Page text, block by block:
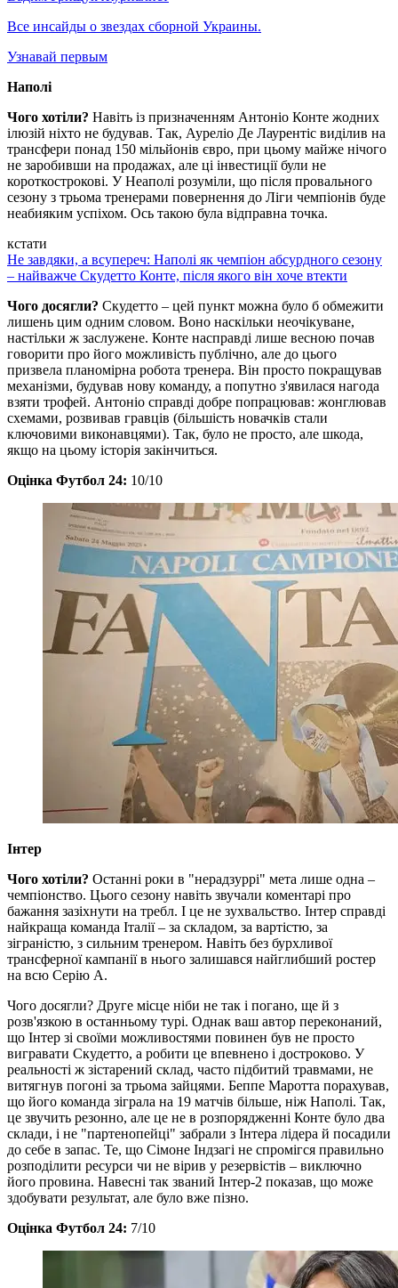
Все инсайды о звездах сборной Украины.
Узнавай первым
Наполі
Чого хотіли? Навіть із призначенням Антоніо Конте жодних
ілюзій ніхто не будував. Так, Ауреліо Де Лаурентіс виділив на
трансфери понад 150 мільйонів євро, при цьому майже нічого
не заробивши на продажах, але ці інвестиції були не
короткострокові. У Неаполі розуміли, що після провального
сезону з трьома тренерами повернення до Ліги чемпіонів буде
неабияким успіхом. Ось такою була відправна точка.
кстати
Не завдяки, а всупереч: Наполі як чемпіон абсурдного сезону
– найважче Скудетто Конте, після якого він хоче втекти
Чого досягли? Скудетто – цей пункт можна було б обмежити
лишень цим одним словом. Воно наскільки неочікуване,
настільки ж заслужене. Конте насправді лише весною почав
говорити про його можливість публічно, але до цього
призвела планомірна робота тренера. Він просто покращував
механізми, будував нову команду, а попутно з'явилася нагода
взяти трофей. Антоніо справді добре попрацював: жонглював
схемами, розвивав гравців (більшість новачків стали
ключовими виконавцями). Так, було не просто, але шкода,
якщо на цьому історія закінчиться.
Оцінка Футбол 24: 10/10
Інтер
Чого хотіли? Останні роки в "нерадзуррі" мета лише одна –
чемпіонство. Цього сезону навіть звучали коментарі про
бажання зазіхнути на требл. І це не зухвальство. Інтер справді
найкраща команда Італії – за складом, за вартістю, за
зіграністю, з сильним тренером. Навіть без бурхливої
трансферної кампанії в нього залишався найглибший ростер
на всю Серію А.
Чого досягли? Друге місце ніби не так і погано, ще й з
розв'язкою в останньому турі. Однак ваш автор переконаний,
що Інтер зі своїми можливостями повинен був не просто
вигравати Скудетто, а робити це впевнено і достроково. У
реальності ж зістарений склад, часто підбитий травмами, не
витягнув погоні за трьома зайцями. Беппе Маротта порахував,
що його команда зіграла на 19 матчів більше, ніж Наполі. Так,
це звучить резонно, але це не в розпорядженні Конте було два
склади, і не "партенопейці" забрали з Інтера лідера й посадили
до себе в запас. Те, що Сімоне Індзагі не спромігся правильно
розподілити ресурси чи не вірив у резервістів – виключно
його провина. Навесні так званий Інтер-2 показав, що може
здобувати результат, але було вже пізно.
Оцінка Футбол 24: 7/10